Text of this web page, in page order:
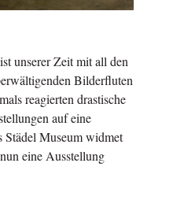
unserer Zeit mit all den
Bilderfluten
reagierten drastische
auf eine
Städel Museum widmet
eine Ausstellung